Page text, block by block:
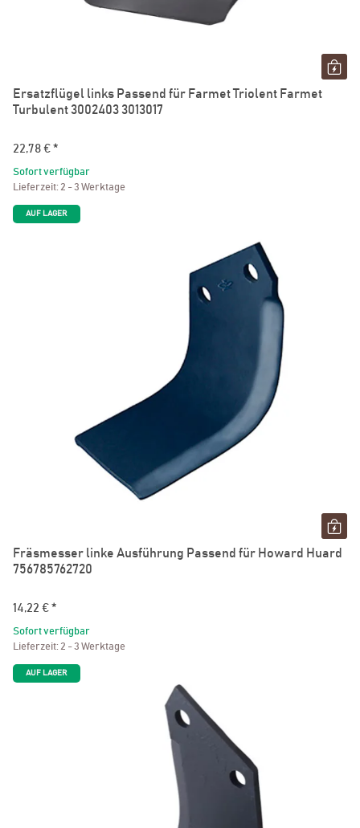
Ersatzflügel links Passend für Farmet Triolent Farmet
Turbulent 3002403 3013017
22,78 € *
Sofort verfügbar
Lieferzeit: 2 - 3 Werktage
AUF LAGER
Fräsmesser linke Ausführung Passend für Howard Huard
756785762720
14,22 € *
Sofort verfügbar
Lieferzeit: 2 - 3 Werktage
AUF LAGER